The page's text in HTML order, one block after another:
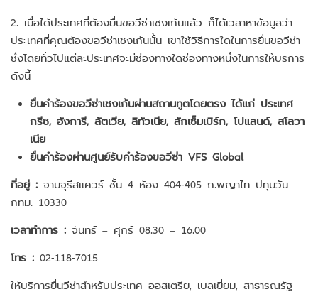
2. เมื่อได้ประเทศที่ต้องยื่นขอวีซ่าเชงเก้นแล้ว ก็ได้เวลาหาข้อมูลว่า
ประเทศที่คุณต้องขอวีซ่าเชงเก้นนั้น เขาใช้วิธีการใดในการยื่นขอวีซ่า
ซึ่งโดยทั่วไปแต่ละประเทศจะมีช่องทางใดช่องทางหนึ่งในการให้บริการ
ดังนี้
ยื่นคำร้องขอวีซ่าเชงเก้นผ่านสถานทูตโดยตรง ได้แก่ ประเทศ
กรีซ, ฮังการี, ลัตเวีย, ลิทัวเนีย, ลักเซ็มเบิร์ก, โปแลนด์, สโลวา
เนีย
ยื่นคำร้องผ่านศูนย์รับคำร้องขอวีซ่า VFS Global
ที่อยู่ : จามจุรีสแควร์ ชั้น 4 ห้อง 404-405 ถ.พญาไท ปทุมวัน
กทม. 10330
เวลาทำการ : จันทร์ – ศุกร์ 08.30 – 16.00
โทร : 02-118-7015
ให้บริการยื่นวีซ่าสำหรับประเทศ ออสเตรีย, เบลเยี่ยม, สาธารณรัฐ